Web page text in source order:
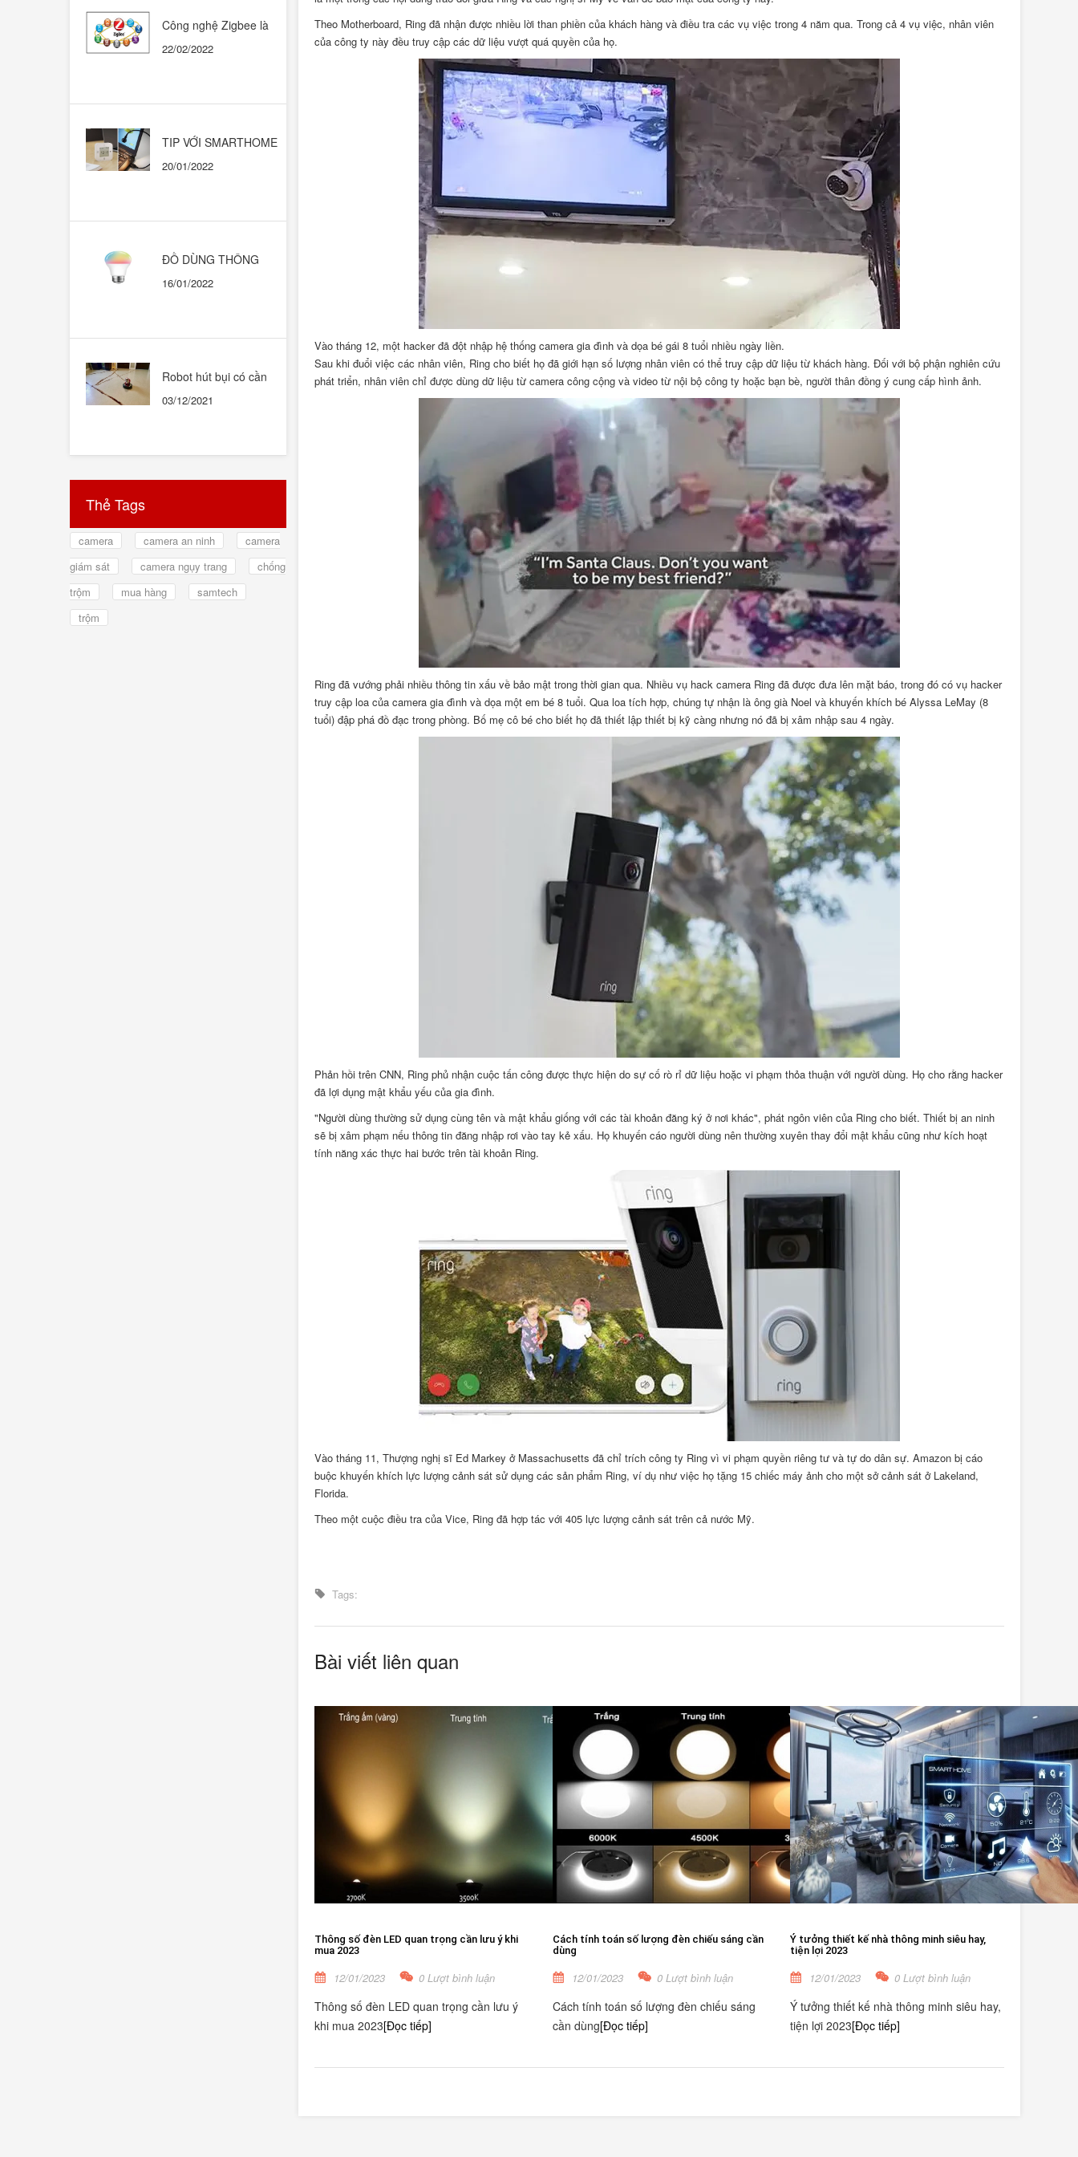
Công nghệ Zigbee là
những ngôi nhà thông
22/02/2022
TIP VỚI SMARTHOME
GOOGLE HOME
20/01/2022
ĐỒ DÙNG THÔNG
DÙNG CÁI NÀO?
16/01/2022
Robot hút bụi có cần
03/12/2021
Thẻ Tags
camera camera an ninh
camera
giám sát
camera ngụy trang
chống
trộm
mua hàng
samtech
trộm
Theo Motherboard, Ring đã nhận được nhiều lời than phiền của khách hàng và điều tra các vụ việc trong 4 năm qua. Trong cả 4 vụ việc, nhân viên
của công ty này đều truy cập các dữ liệu vượt quá quyền của họ.
Vào tháng 12, một hacker đã đột nhập hệ thống camera gia đình và dọa bé gái 8 tuổi nhiều ngày liền.
Sau khi đuổi việc các nhân viên, Ring cho biết họ đã giới hạn số lượng nhân viên có thể truy cập dữ liệu từ khách hàng. Đối với bộ phận nghiên cứu
phát triển, nhân viên chỉ được dùng dữ liệu từ camera công cộng và video từ nội bộ công ty hoặc bạn bè, người thân đồng ý cung cấp hình ảnh.
Ring đã vướng phải nhiều thông tin xấu về bảo mật trong thời gian qua. Nhiều vụ hack camera Ring đã được đưa lên mặt báo, trong đó có vụ hacker
truy cập loa của camera gia đình và dọa một em bé 8 tuổi. Qua loa tích hợp, chúng tự nhận là ông già Noel và khuyến khích bé Alyssa LeMay (8
tuổi) đập phá đồ đạc trong phòng. Bố mẹ cô bé cho biết họ đã thiết lập thiết bị kỹ càng nhưng nó đã bị xâm nhập sau 4 ngày.
Phản hồi trên CNN, Ring phủ nhận cuộc tấn công được thực hiện do sự cố rò rỉ dữ liệu hoặc vi phạm thỏa thuận với người dùng. Họ cho rằng hacker
đã lợi dụng mật khẩu yếu của gia đình.
"Người dùng thường sử dụng cùng tên và mật khẩu giống với các tài khoản đăng ký ở nơi khác", phát ngôn viên của Ring cho biết. Thiết bị an ninh
sẽ bị xâm phạm nếu thông tin đăng nhập rơi vào tay kẻ xấu. Họ khuyến cáo người dùng nên thường xuyên thay đổi mật khẩu cũng như kích hoạt
tính năng xác thực hai bước trên tài khoản Ring.
Vào tháng 11, Thượng nghị sĩ Ed Markey ở Massachusetts đã chỉ trích công ty Ring vì vi phạm quyền riêng tư và tự do dân sự. Amazon bị cáo
buộc khuyến khích lực lượng cảnh sát sử dụng các sản phẩm Ring, ví dụ như việc họ tặng 15 chiếc máy ảnh cho một sở cảnh sát ở Lakeland,
Florida.
Theo một cuộc điều tra của Vice, Ring đã hợp tác với 405 lực lượng cảnh sát trên cả nước Mỹ.
Tags:
Bài viết liên quan
Thông số đèn LED quan trọng cần lưu ý khi
mua 2023
12/01/2023 0 Lượt bình luận
Thông số đèn LED quan trọng cần lưu ý
khi mua 2023[Đọc tiếp]
Cách tính toán số lượng đèn chiếu sáng cần
dùng
12/01/2023 0 Lượt bình luận
Cách tính toán số lượng đèn chiếu sáng
cần dùng[Đọc tiếp]
Ý tưởng thiết kế nhà thông minh siêu hay,
tiện lợi 2023
12/01/2023 0 Lượt bình luận
Ý tưởng thiết kế nhà thông minh siêu hay,
tiện lợi 2023[Đọc tiếp]